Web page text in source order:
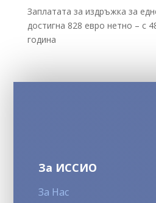
Заплатата за издръжка за
достигна 828 евро нетно – с
година
За ИССИО
За Нас